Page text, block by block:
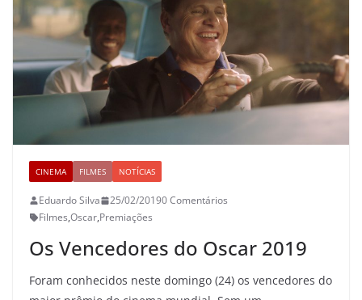
CINEMA FILMES NOTÍCIAS
Eduardo Silva 25/02/20190 Comentários
Filmes,Oscar,Premiações
Os Vencedores do Oscar 2019
Foram conhecidos neste domingo (24) os vencedores do